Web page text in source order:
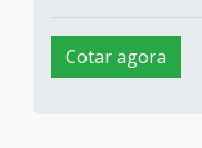
Cotar agora